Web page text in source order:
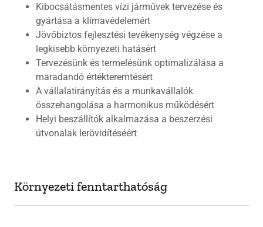
Kibocsátásmentes vízi járművek tervezése és
gyártása a klímavédelemért
Jövőbiztos fejlesztési tevékenység végzése a
legkisebb környezeti hatásért
Tervezésünk és termelésünk optimalizálása a
maradandó értékteremtésért
A vállalatirányítás és a munkavállalók
összehangolása a harmonikus működésért
Helyi beszállítók alkalmazása a beszerzési
útvonalak lerövidítéséért
Környezeti fenntarthatóság